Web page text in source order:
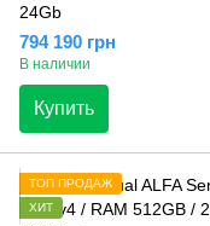
24Gb
794 190 грн
В наличии
Купить
ТОП ПРОДАЖ
ХИТ